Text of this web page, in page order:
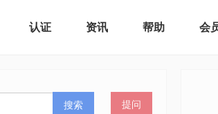
认证 资讯 帮助 会
搜索 提问